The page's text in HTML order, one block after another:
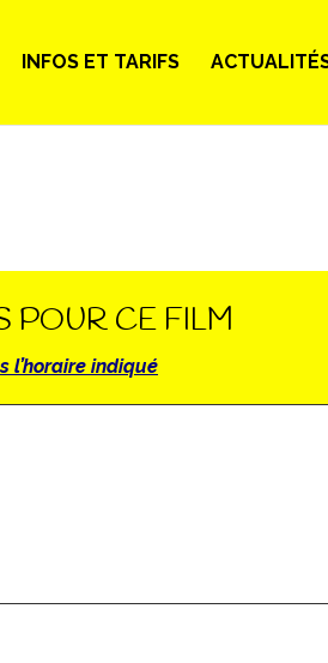
INFOS ET TARIFS
POUR CE FILM
l’horaire indiqué